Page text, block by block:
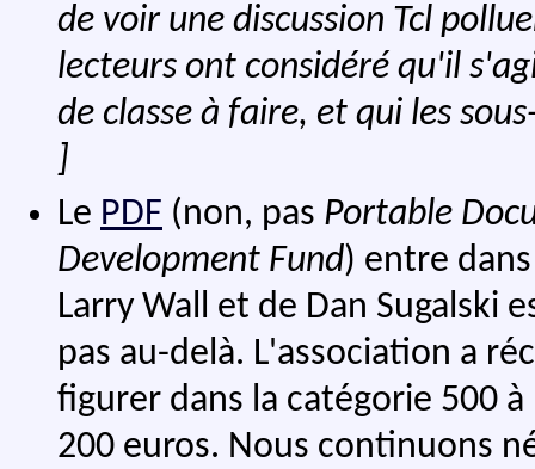
de voir une discussion Tcl
lecteurs ont considéré qu'il
de classe à faire, et qui les
]
Le PDF (non, pas Portable
Development Fund) entre
Larry Wall et de Dan Sugalski
pas au-delà. L'association a
figurer dans la catégorie 500
200 euros. Nous continuons